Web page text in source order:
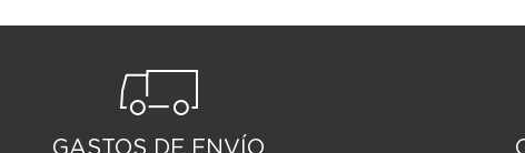
GASTOS DE ENVÍO